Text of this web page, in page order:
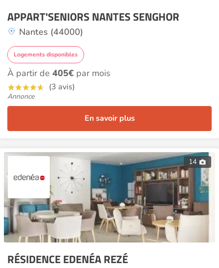
APPART'SENIORS NANTES SENGHOR
Nantes (44000)
Logements disponibles
À partir de 405€ par mois
(3 avis)
Annonce
En savoir plus
14
RÉSIDENCE EDENÉA REZÉ